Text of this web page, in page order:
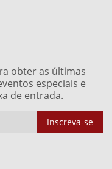
obter as últimas
especiais e
de entrada.
Inscreva-se